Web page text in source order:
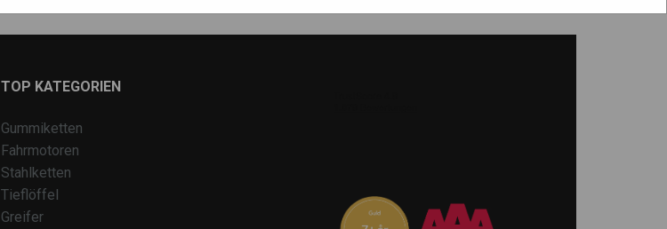
TOP KATEGORIEN
Gummiketten
Fahrmotoren
Stahlketten
Tieflöffel
Greifer